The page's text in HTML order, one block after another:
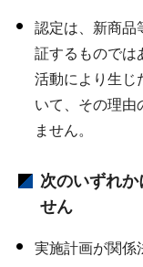
認定は、新商品
証するものでは
活動により生じ
いて、その理由
ません。
次のいずれ
せん
実施計画が関係